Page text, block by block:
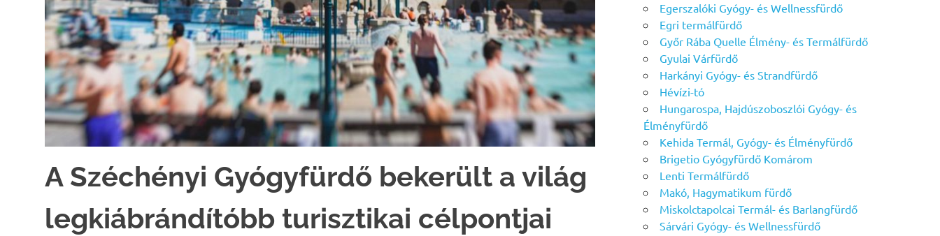
A Széchényi Gyógyfürdő bekerült a világ
legkiábrándítóbb turisztikai célpontjai
Egerszalóki Gyógy- és Wellnessfürdő
Egri termálfürdő
Győr Rába Quelle Élmény- és Termálfürdő
Gyulai Várfürdő
Harkányi Gyógy- és Strandfürdő
Hévízi-tó
Hungarospa, Hajdúszoboszlói Gyógy- és
Élményfürdő
Kehida Termál, Gyógy- és Élményfürdő
Brigetio Gyógyfürdő Komárom
Lenti Termálfürdő
Makó, Hagymatikum fürdő
Miskolctapolcai Termál- és Barlangfürdő
Sárvári Gyógy- és Wellnessfürdő